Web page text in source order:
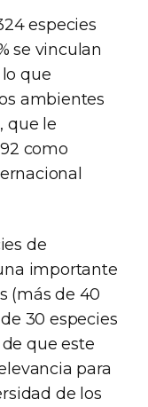
especies
se vinculan
que
ambientes
que le
como
de
importante
(más de 40
30 especies
que este
para
de los